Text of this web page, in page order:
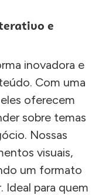
e
inovadora e
Com uma
oferecem
sobre temas
Nossas
visuais,
um formato
Ideal para quem